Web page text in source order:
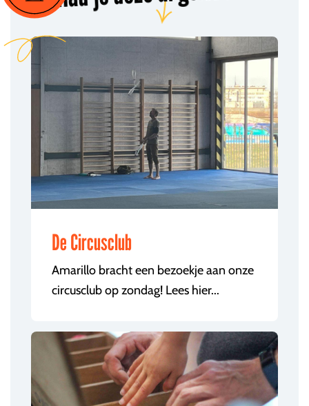
De Circusclub
Amarillo bracht een bezoekje aan onze
circusclub op zondag! Lees hier...